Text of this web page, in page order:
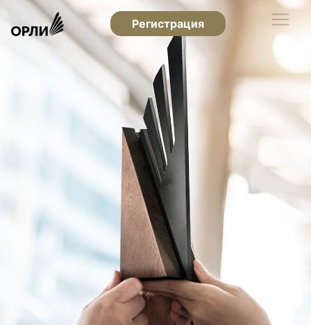
Регистрация